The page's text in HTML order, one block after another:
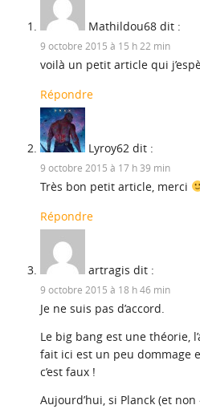
Mathildou68 dit :
9 octobre 2015 à 15 h 22 min
voilà un petit article qui
Répondre
Lyroy62 dit :
9 octobre 2015 à 17 h 39 min
Très bon petit article, merci
Répondre
artragis dit :
9 octobre 2015 à 18 h 46 min
Je ne suis pas d’accord.
Le big bang est une théorie,
fait ici est un peu dommage
c’est faux !
Aujourd’hui, si Planck (et